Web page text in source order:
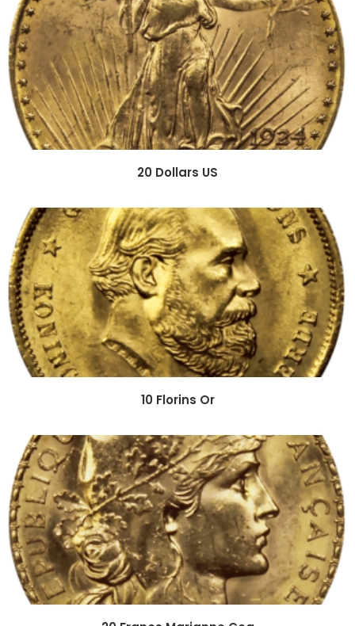
20 Dollars US
10 Florins Or